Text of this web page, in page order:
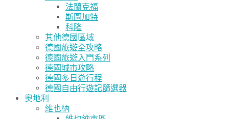
法蘭克福
斯圖加特
科隆
其他德國區域
德國旅遊全攻略
德國旅遊入門系列
德國城市攻略
德國多日遊行程
德國自由行遊記篩選器
奧地利
維也納